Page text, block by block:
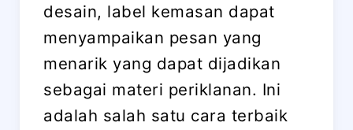
desain, label kemasan dapat
menyampaikan pesan yang
menarik yang dapat dijadikan
sebagai materi periklanan. Ini
adalah salah satu cara terbaik